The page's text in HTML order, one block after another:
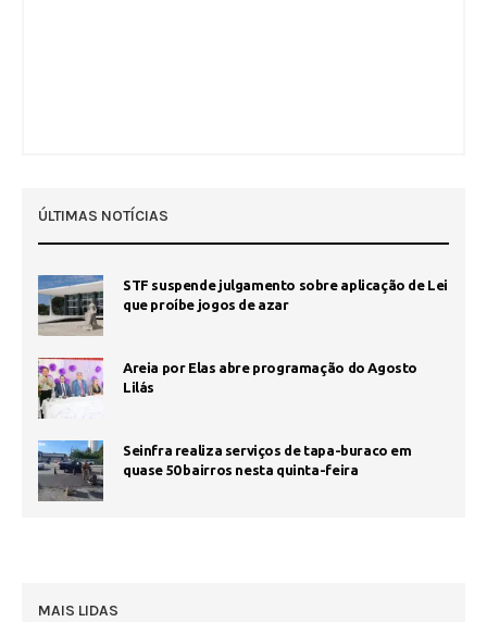
ÚLTIMAS NOTÍCIAS
STF suspende julgamento sobre aplicação de Lei
que proíbe jogos de azar
Areia por Elas abre programação do Agosto
Lilás
Seinfra realiza serviços de tapa-buraco em
quase 50 bairros nesta quinta-feira
MAIS LIDAS